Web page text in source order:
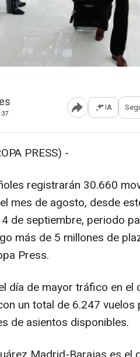
Abrir IA
PRESS) -
registrarán 30.660
mes de agosto, desde
de septiembre, periodo
más de 5 millones de
Press.
día de mayor tráfico en el
un total de 6.247
de asientos disponibles.